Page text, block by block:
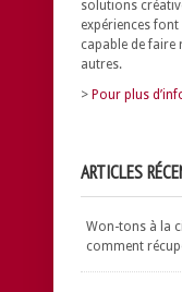
solutions
expériences font
capable de faire
autres.
> Pour plus
ARTICLES
Won-tons à la
comment